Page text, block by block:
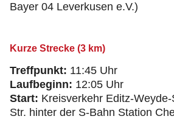
Bayer 04 Leverkusen e.V.)
Kurze Strecke (3 km)
Treffpunkt: 11:45 Uhr
Laufbeginn: 12:05 Uhr
Start: Kreisverkehr Editz-
Str. hinter der S-Bahn Station